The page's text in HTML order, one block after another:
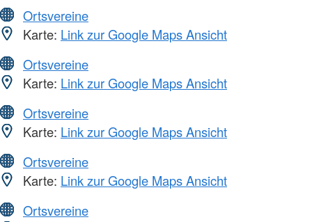
Ortsvereine
Karte: Link zur Google Maps Ansicht
Ortsvereine
Karte: Link zur Google Maps Ansicht
Ortsvereine
Karte: Link zur Google Maps Ansicht
Ortsvereine
Karte: Link zur Google Maps Ansicht
Ortsvereine